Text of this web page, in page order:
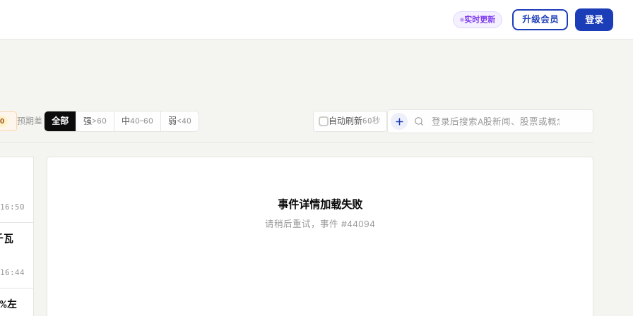
实时更新 升级会员 登录
预期差 全部 强>60 中40–60 弱<40 自动刷新60秒
瓦
左
事件详情加载失败
请稍后重试，事件 #44094